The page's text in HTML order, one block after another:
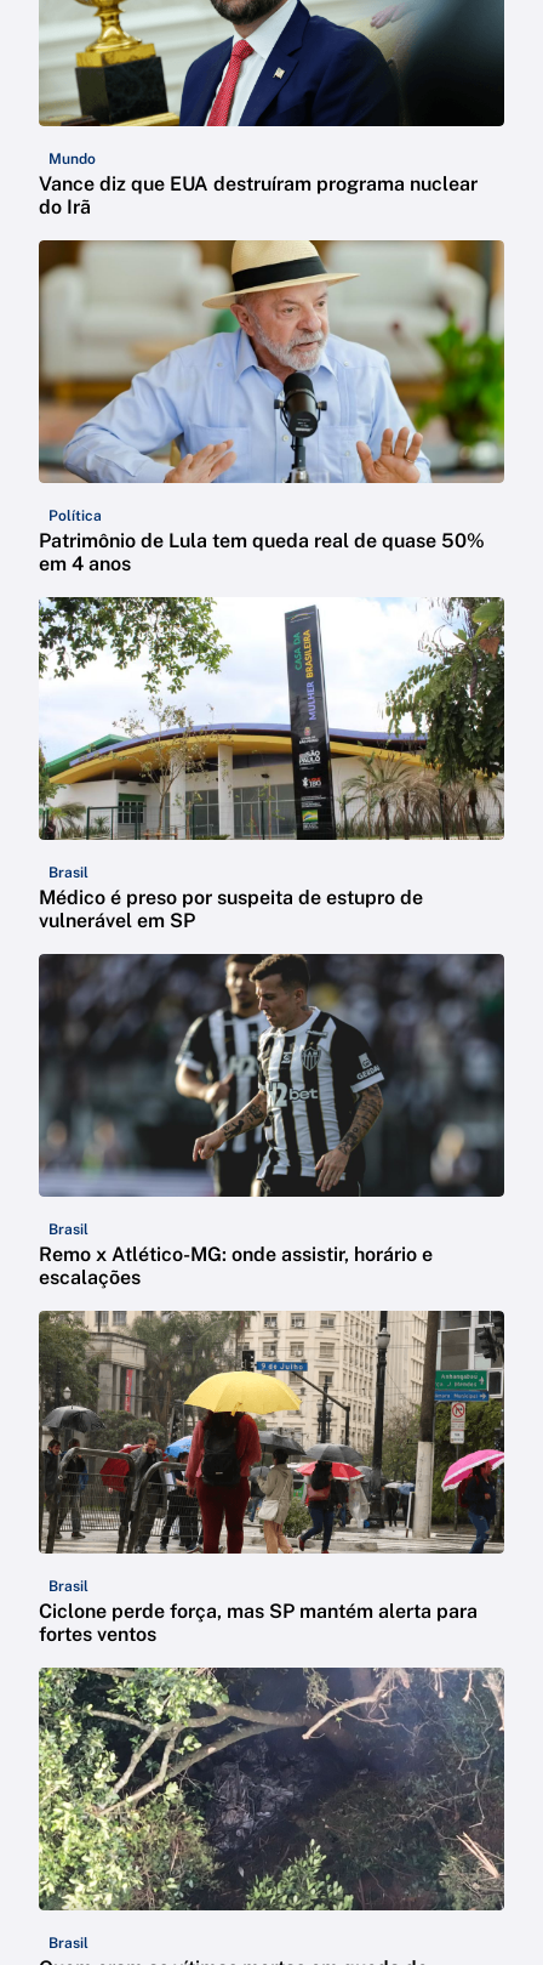
Mundo
Vance diz que EUA destruíram programa nuclear
do Irã
Política
Patrimônio de Lula tem queda real de quase 50%
em 4 anos
Brasil
Médico é preso por suspeita de estupro de
vulnerável em SP
Brasil
Remo x Atlético-MG: onde assistir, horário e
escalações
Brasil
Ciclone perde força, mas SP mantém alerta para
fortes ventos
Brasil